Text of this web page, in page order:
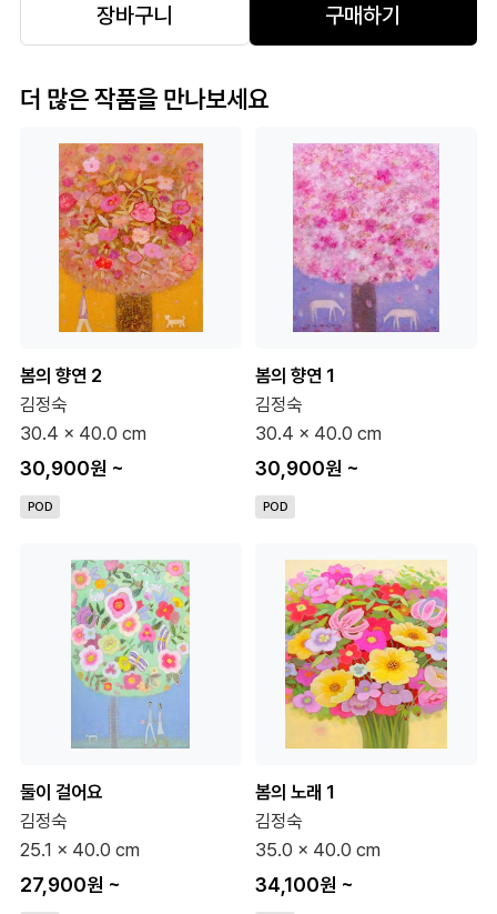
장바구니 구매하기
더 많은 작품을 만나보세요
봄의 향연 2
김정숙
30.4 x 40.0 cm
30,900원 ~
POD
봄의 향연 1
김정숙
30.4 x 40.0 cm
30,900원 ~
POD
둘이 걸어요
김정숙
25.1 x 40.0 cm
27,900원 ~
봄의 노래 1
김정숙
35.0 x 40.0 cm
34,100원 ~